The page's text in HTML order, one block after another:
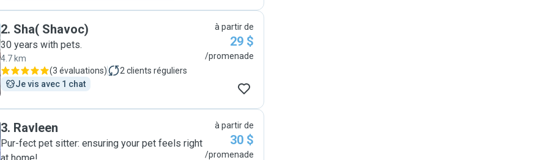
2. Sha( Shavoc)
30 years with pets.
4.7 km
(3 évaluations) 2 clients réguliers
Je vis avec 1 chat
à partir de
29 $
/promenade
3. Ravleen
Pur-fect pet sitter: ensuring your pet feels right
à partir de
30 $
/promenade